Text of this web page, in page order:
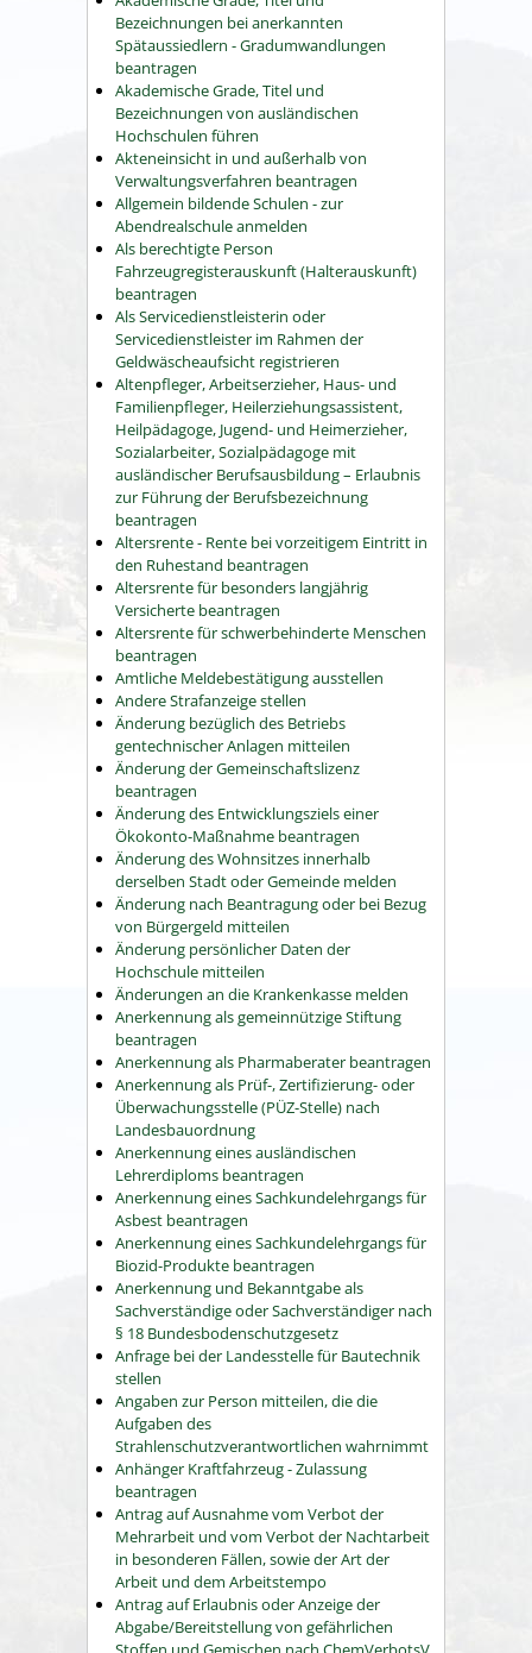
Bezeichnungen bei anerkannten
Spätaussiedlern - Gradumwandlungen
beantragen
Akademische Grade, Titel und
Bezeichnungen von ausländischen
Hochschulen führen
Akteneinsicht in und außerhalb von
Verwaltungsverfahren beantragen
Allgemein bildende Schulen - zur
Abendrealschule anmelden
Als berechtigte Person
Fahrzeugregisterauskunft (Halterauskunft)
beantragen
Als Servicedienstleisterin oder
Servicedienstleister im Rahmen der
Geldwäscheaufsicht registrieren
Altenpfleger, Arbeitserzieher, Haus- und
Familienpfleger, Heilerziehungsassistent,
Heilpädagoge, Jugend- und Heimerzieher,
Sozialarbeiter, Sozialpädagoge mit
ausländischer Berufsausbildung – Erlaubnis
zur Führung der Berufsbezeichnung
beantragen
Altersrente - Rente bei vorzeitigem Eintritt in
den Ruhestand beantragen
Altersrente für besonders langjährig
Versicherte beantragen
Altersrente für schwerbehinderte Menschen
beantragen
Amtliche Meldebestätigung ausstellen
Andere Strafanzeige stellen
Änderung bezüglich des Betriebs
gentechnischer Anlagen mitteilen
Änderung der Gemeinschaftslizenz
beantragen
Änderung des Entwicklungsziels einer
Ökokonto-Maßnahme beantragen
Änderung des Wohnsitzes innerhalb
derselben Stadt oder Gemeinde melden
Änderung nach Beantragung oder bei Bezug
von Bürgergeld mitteilen
Änderung persönlicher Daten der
Hochschule mitteilen
Änderungen an die Krankenkasse melden
Anerkennung als gemeinnützige Stiftung
beantragen
Anerkennung als Pharmaberater beantragen
Anerkennung als Prüf-, Zertifizierung- oder
Überwachungsstelle (PÜZ-Stelle) nach
Landesbauordnung
Anerkennung eines ausländischen
Lehrerdiploms beantragen
Anerkennung eines Sachkundelehrgangs für
Asbest beantragen
Anerkennung eines Sachkundelehrgangs für
Biozid-Produkte beantragen
Anerkennung und Bekanntgabe als
Sachverständige oder Sachverständiger nach
§ 18 Bundesbodenschutzgesetz
Anfrage bei der Landesstelle für Bautechnik
stellen
Angaben zur Person mitteilen, die die
Aufgaben des
Strahlenschutzverantwortlichen wahrnimmt
Anhänger Kraftfahrzeug - Zulassung
beantragen
Antrag auf Ausnahme vom Verbot der
Mehrarbeit und vom Verbot der Nachtarbeit
in besonderen Fällen, sowie der Art der
Arbeit und dem Arbeitstempo
Antrag auf Erlaubnis oder Anzeige der
Abgabe/Bereitstellung von gefährlichen